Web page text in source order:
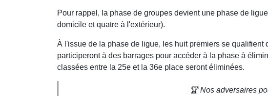
Pour rappel, la phase de groupes devient une phase de
domicile et quatre à l'extérieur).
À l'issue de la phase de ligue, les huit premiers se
participeront à des barrages pour accéder à la phase à
classées entre la 25e et la 36e place seront éliminées.
🏆 Nos adversaires